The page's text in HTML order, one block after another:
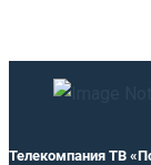
Телекомпания ТВ